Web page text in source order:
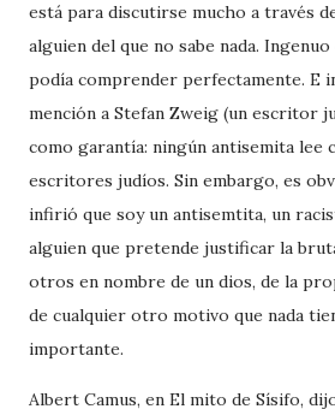
está para discutirse mucho a través
alguien del que no sabe nada.
podía comprender perfectamente. E
mención a Stefan Zweig (un escritor
como garantía: ningún antisemita lee
escritores judíos. Sin embargo, es
infirió que soy un antisemtita, un
alguien que pretende justificar la
otros en nombre de un dios, de la
de cualquier otro motivo que nada
importante.
Albert Camus, en El mito de Sísifo,